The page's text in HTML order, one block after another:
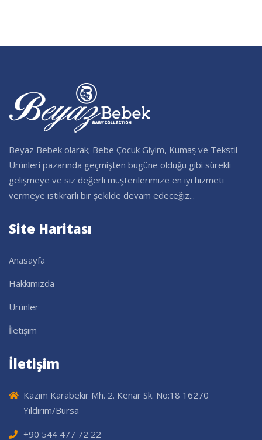
Beyaz Bebek olarak; Bebe Çocuk Giyim, Kumaş ve Tekstil
Ürünleri pazarında geçmişten bugüne olduğu gibi sürekli
gelişmeye ve siz değerli müşterilerimize en iyi hizmeti
vermeye istikrarlı bir şekilde devam edeceğiz...
Site Haritası
Anasayfa
Hakkımızda
Ürünler
İletişim
İletişim
Kazım Karabekir Mh. 2. Kenar Sk. No:18 16270
Yıldırım/Bursa
+90 544 477 72 22